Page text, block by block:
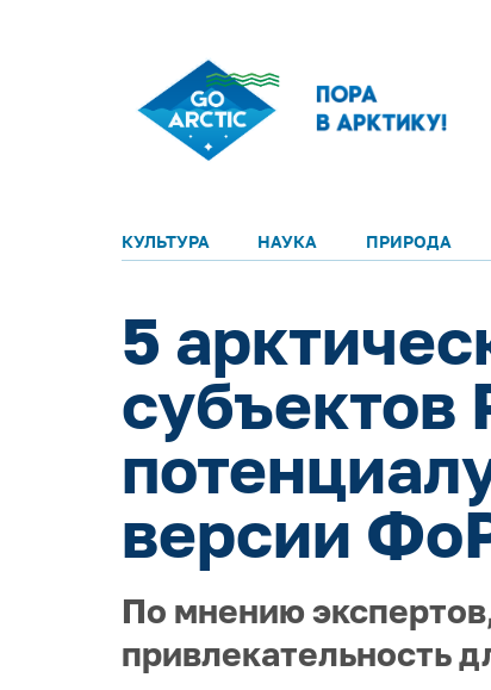
КУЛЬТУРА НАУКА ПРИРОДА
5
версии
По мнению
привлекательность